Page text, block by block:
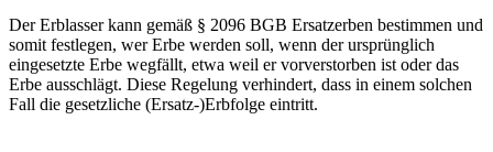
Der Erblasser kann gemäß § 2096 BGB Ersatzerben bestimmen und
somit festlegen, wer Erbe werden soll, wenn der ursprünglich
eingesetzte Erbe wegfällt, etwa weil er vorverstorben ist oder das
Erbe ausschlägt. Diese Regelung verhindert, dass in einem solchen
Fall die gesetzliche (Ersatz-)Erbfolge eintritt.